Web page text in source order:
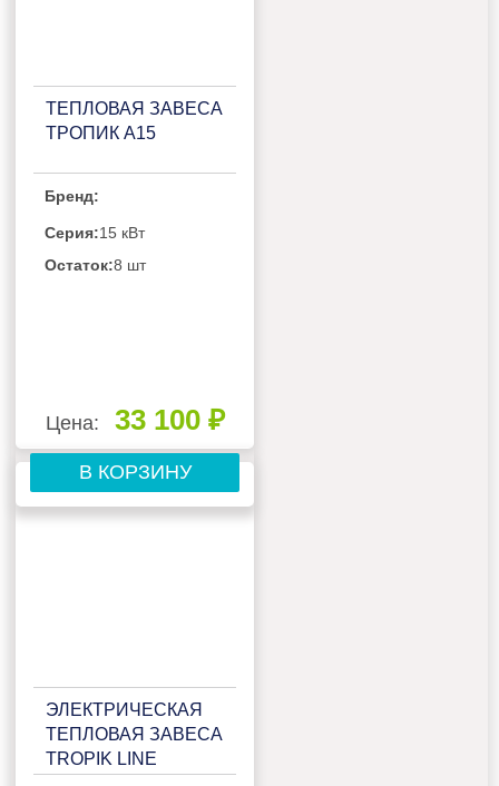
ТЕПЛОВАЯ ЗАВЕСА
ТРОПИК А15
Бренд:
Серия:15 кВт
Остаток:8 шт
Цена: 33 100 ₽
В КОРЗИНУ
ЭЛЕКТРИЧЕСКАЯ
ТЕПЛОВАЯ ЗАВЕСА
TROPIK LINE